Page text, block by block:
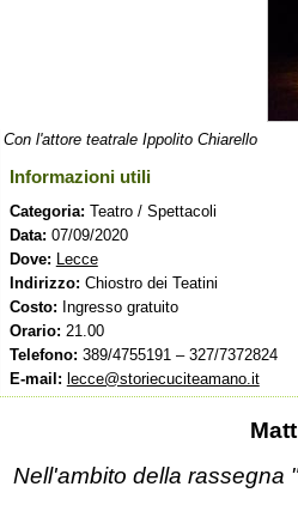
Con l'attore teatrale Ippolito Chiarello
Informazioni utili
Categoria: Teatro / Spettacoli
Data: 07/09/2020
Dove: Lecce
Indirizzo: Chiostro dei Teatini
Costo: Ingresso gratuito
Orario: 21.00
Telefono: 389/4755191 – 327/7372824
E-mail: lecce@storiecuciteamano.it
Nell'ambito della rassegna